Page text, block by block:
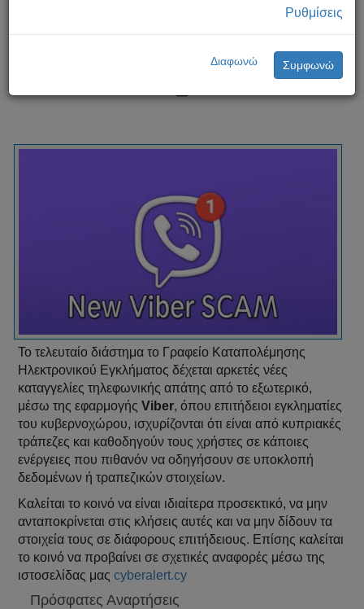
Νέα τηλεφωνική απάτη μέσω
Το τελευταίο διάστημα το Γραφείο Καταπολέμησης
Ηλεκτρονικού Εγκλήματος δέχεται αρκετές νέες
καταγγελίες τηλεφωνικής απάτης από το εξωτερικό,
μέσω της εφαρμογήςViber, όπου επιτήδειοι εγκληματίες
του κυβερνοχώρου, ισχυρίζονται ότι είναι από κυπριακές
τράπεζες και καθοδηγούν τους χρήστες σε κάποιες
ενέργειες που πιθανόν να οδηγήσουν σε υποκλοπή
δεδομένων ή τραπεζικών στοιχείων.
Καλείται το κοινό να είναι ιδιαίτερα προσεκτικό, να μην
ανταποκρίνεται στις κλήσεις αυτές και να μην δίδουν τα
στοιχεία τους σε διάφορους επιτήδειους. Επίσης καλείται
το κοινό να προβαίνει σε σχετικές αναφορές μέσω της
ιστοσελίδας μαςcyberalert.cy
Πρόσφατες Αναρτήσεις
Ρυθμίσεις
Διαφωνώ Συμφωνώ